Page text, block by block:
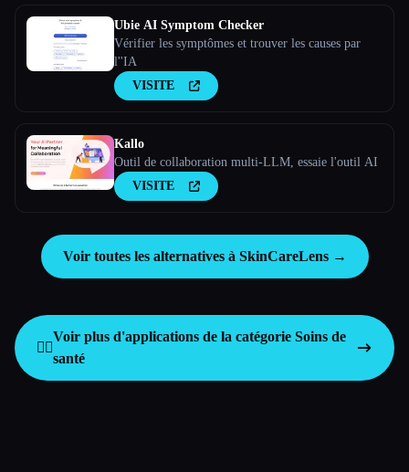
Ubie AI Symptom Checker
Vérifier les symptômes et trouver les causes par
l''IA
VISITE
Kallo
Outil de collaboration multi-LLM, essaie l'outil AI
VISITE
Voir toutes les alternatives à SkinCareLens →
👩‍⚕️
Voir plus d'applications de la catégorie Soins de
santé